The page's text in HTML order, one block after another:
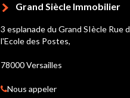
Grand Siècle Immobilier
3 esplanade du Grand SIècle Rue
l'Ecole des Postes,
78000 Versailles
Nous appeler